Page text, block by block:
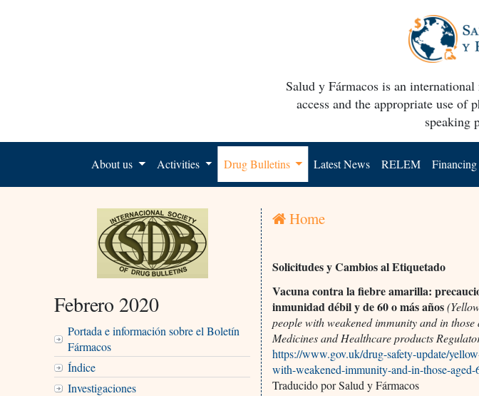
Salud y Fármacos is an
access and the appropriate use of
speaking
About us Activities Drug Bulletins Latest News RELEM Financing
Febrero 2020
Portada e información sobre el Boletín
Fármacos
Índice
Investigaciones
Home
Solicitudes y Cambios al Etiquetado
Vacuna contra la fiebre amarilla:
inmunidad débil y de 60 o más años
people with weakened immunity and in
Medicines and Healthcare products
https://www.gov.uk/drug-safety-update/
with-weakened-immunity-and-in-those-aged-
Traducido por Salud y Fármacos